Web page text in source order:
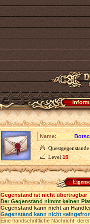
Name:
Questgegenstände
Level16
Gegenstand ist nicht übertragbar
Der Gegenstand nimmt keinen
Gegenstand kann nicht an
Gegenstand kann nicht
Eine handschriftliche Nachricht,